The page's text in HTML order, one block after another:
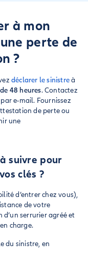
à mon
perte de
?
déclarer le sinistreà
48 heures. Contactez
e-mail. Fournissez
de perte ou
une
suivre pour
clés ?
d’entrer chez vous),
de votre
serrurier agréé et
charge.
du sinistre, en